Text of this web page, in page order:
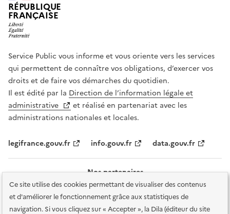
Ce site utilise des cookies permettant de visualiser des contenus
et d'améliorer le fonctionnement grâce aux statistiques de
navigation. Si vous cliquez sur « Accepter », la Dila (éditeur du site
RÉPUBLIQUE
FRANÇAISE
Service Public vous informe et vous oriente vers les services
qui permettent de connaître vos obligations, d’exercer vos
droits et de faire vos démarches du quotidien.
Il est édité par la Direction de l’information légale et
administrative
et réalisé en partenariat avec les
administrations nationales et locales.
legifrance.gouv.fr info.gouv.fr data.gouv.fr
Nos partenaires